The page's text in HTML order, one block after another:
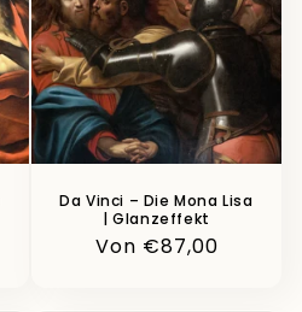
Da Vinci – Die Mona Lisa
| Glanzeffekt
Normaler
Von €87,00